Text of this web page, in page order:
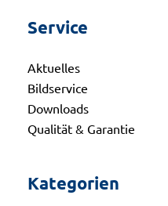
Service
Aktuelles
Bildservice
Downloads
Qualität & Garantie
Kategorien